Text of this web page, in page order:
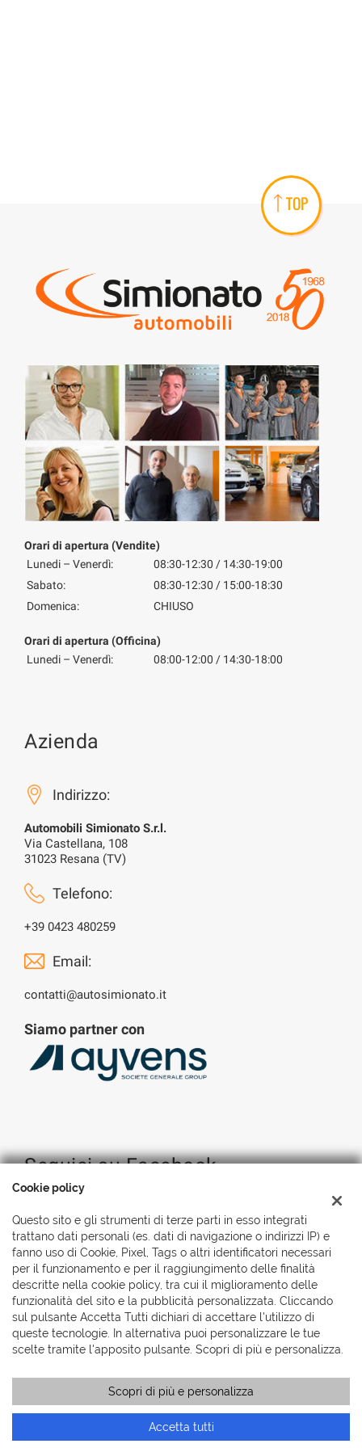
TOP
Orari di apertura (Vendite)
Lunedi – Venerdì:
08:30-12:30 / 14:30-19:00
Sabato:
08:30-12:30 / 15:00-18:30
Domenica:
CHIUSO
Orari di apertura (Officina)
Lunedi – Venerdì:
08:00-12:00 / 14:30-18:00
Azienda
Indirizzo:
Automobili Simionato S.r.l.
Via Castellana, 108
31023 Resana (TV)
Telefono:
+39 0423 480259
Email:
contatti@autosimionato.it
Siamo partner con
Seguici su Facebook
Copyright © 2026 Automobili Simionato S.r.l., Tutti i diritti
riservati-Leggi l'informativa sulla privacy-Cookie Policy
Cookie policy
Questo sito e gli strumenti di terze parti in esso integrati
trattano dati personali (es. dati di navigazione o indirizzi IP) e
fanno uso di Cookie, Pixel, Tags o altri identificatori necessari
per il funzionamento e per il raggiungimento delle finalità
descritte nella cookie policy, tra cui il miglioramento delle
funzionalità del sito e la pubblicità personalizzata. Cliccando
sul pulsante Accetta Tutti dichiari di accettare l'utilizzo di
queste tecnologie. In alternativa puoi personalizzare le tue
scelte tramite l'apposito pulsante. Scopri di più e personalizza.
Scopri di più e personalizza
Accetta tutti